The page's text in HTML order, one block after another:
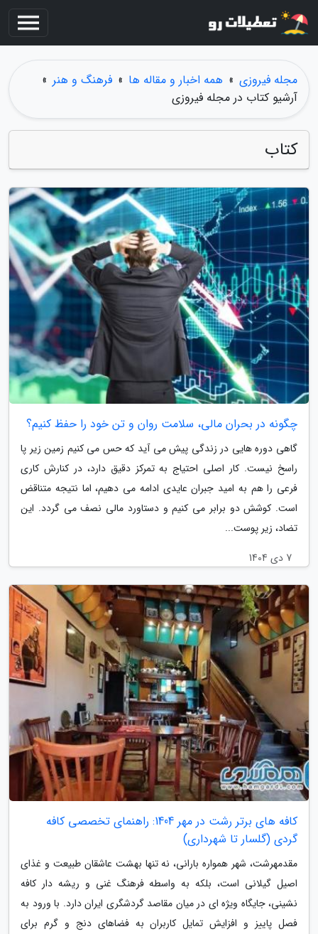
مجله فیروزی » همه اخبار و مقاله ها » فرهنگ و هنر »
آرشیو کتاب در مجله فیروزی
کتاب
چگونه در بحران مالی، سلامت روان و تن خود را حفظ کنیم؟
گاهی دوره هایی در زندگی پیش می آید که حس می کنیم زمین زیر پا
راسخ نیست. کار اصلی احتیاج به تمرکز دقیق دارد، در کنارش کاری
فرعی را هم به امید جبران عایدی ادامه می دهیم، اما نتیجه متناقض
است. کوشش دو برابر می کنیم و دستاورد مالی نصف می گردد. این
تضاد، زیر پوست...
7 دی 1404
کافه های برتر رشت در مهر 1404: راهنمای تخصصی کافه
گردی (گلسار تا شهرداری)
مقدمهرشت، شهر همواره بارانی، نه تنها بهشت عاشقان طبیعت و غذای
اصیل گیلانی است، بلکه به واسطه فرهنگ غنی و ریشه دار کافه
نشینی، جایگاه ویژه ای در میان مقاصد گردشگری ایران دارد. با ورود به
فصل پاییز و افزایش تمایل کاربران به فضاهای دنج و گرم برای